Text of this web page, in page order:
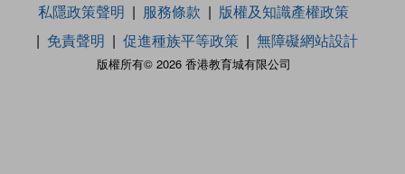
版權所有© 2026 香港教育城有限公司
私隱政策聲明 服務條款
版權及知識產權政策
免責聲明
促進種族平等政策 無障礙網站設計